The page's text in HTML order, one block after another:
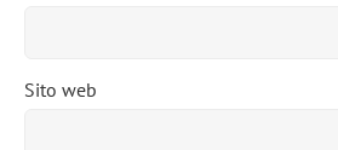
Sito web